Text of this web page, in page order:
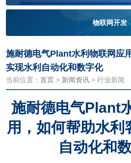
物联网开发
施耐德电气Plant水利物联网应
实现水利自动化和数字化
当前位置： 首页 > 新闻资讯 > 行业新闻
施耐德电气Plant
用，如何帮助水利
自动化和